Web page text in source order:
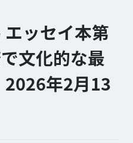
ッセイ本第
文化的な最
2026年2月13